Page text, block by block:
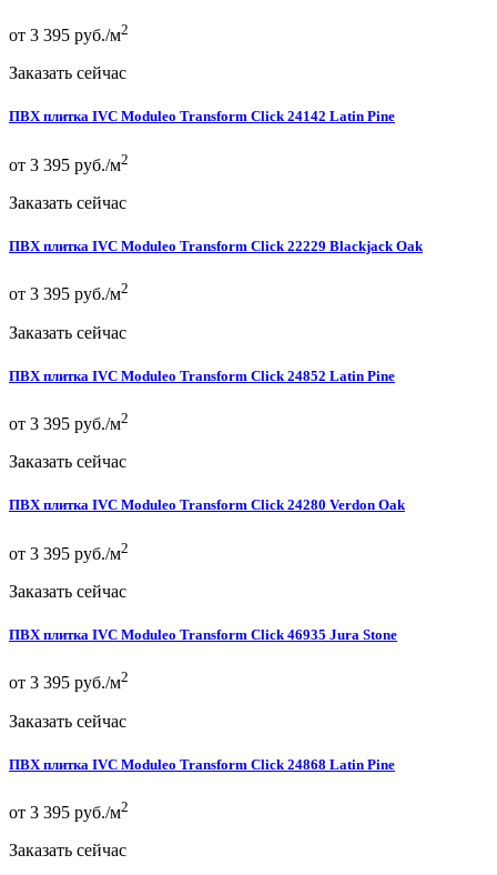
от 3 395 руб./м2
Заказать сейчас
ПВХ плитка IVC Moduleo Transform Click 24142 Latin Pine
от 3 395 руб./м2
Заказать сейчас
ПВХ плитка IVC Moduleo Transform Click 22229 Blackjack Oak
от 3 395 руб./м2
Заказать сейчас
ПВХ плитка IVC Moduleo Transform Click 24852 Latin Pine
от 3 395 руб./м2
Заказать сейчас
ПВХ плитка IVC Moduleo Transform Click 24280 Verdon Oak
от 3 395 руб./м2
Заказать сейчас
ПВХ плитка IVC Moduleo Transform Click 46935 Jura Stone
от 3 395 руб./м2
Заказать сейчас
ПВХ плитка IVC Moduleo Transform Click 24868 Latin Pine
от 3 395 руб./м2
Заказать сейчас